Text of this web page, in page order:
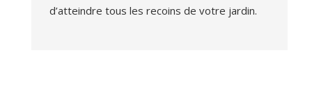
d’atteindre tous les recoins de votre jardin.